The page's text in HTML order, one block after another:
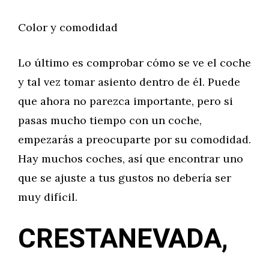
Color y comodidad
Lo último es comprobar cómo se ve el coche
y tal vez tomar asiento dentro de él. Puede
que ahora no parezca importante, pero si
pasas mucho tiempo con un coche,
empezarás a preocuparte por su comodidad.
Hay muchos coches, así que encontrar uno
que se ajuste a tus gustos no debería ser
muy difícil.
CRESTANEVADA,